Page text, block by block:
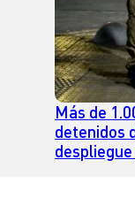
Más de
detenidos